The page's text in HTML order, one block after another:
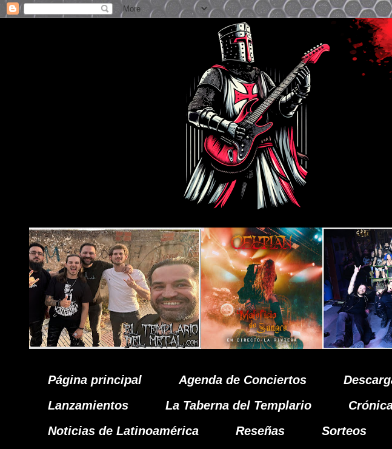
Página principal Agenda de Conciertos
Lanzamientos
La Taberna del Templario
Noticias de Latinoamérica
Reseñas Sorteos